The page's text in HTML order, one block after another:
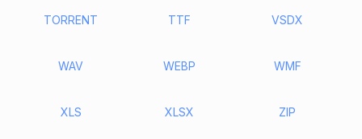
TORRENT TTF VSDX
WAV WEBP WMF
XLS XLSX ZIP